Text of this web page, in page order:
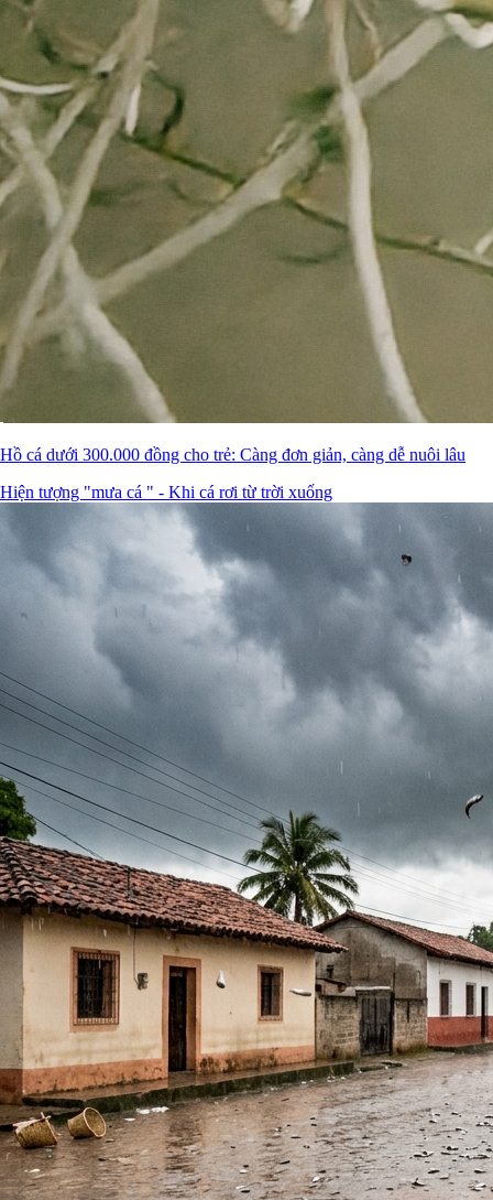
Hồ cá dưới 300.000 đồng cho trẻ: Càng đơn giản, càng dễ nuôi lâu
Hiện tượng "mưa cá " - Khi cá rơi từ trời xuống